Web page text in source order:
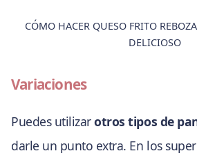
CÓMO HACER QUESO FRITO
DELICIOSO
Variaciones
Puedes utilizarotros tipos de
darle un punto extra. En los